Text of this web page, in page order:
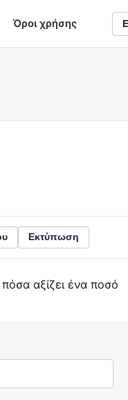
Όροι χρήσης
Εκτύπωση
αξίζει ένα ποσό